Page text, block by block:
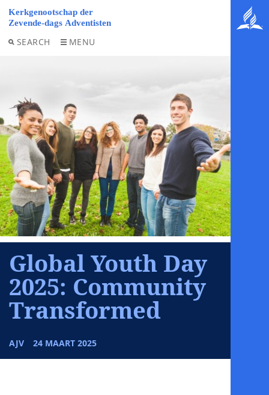
SEARCH MENU
Global Youth Day
2025: Community
Transformed
AJV 24 MAART 2025